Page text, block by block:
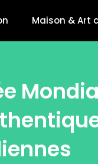
Maison & Art